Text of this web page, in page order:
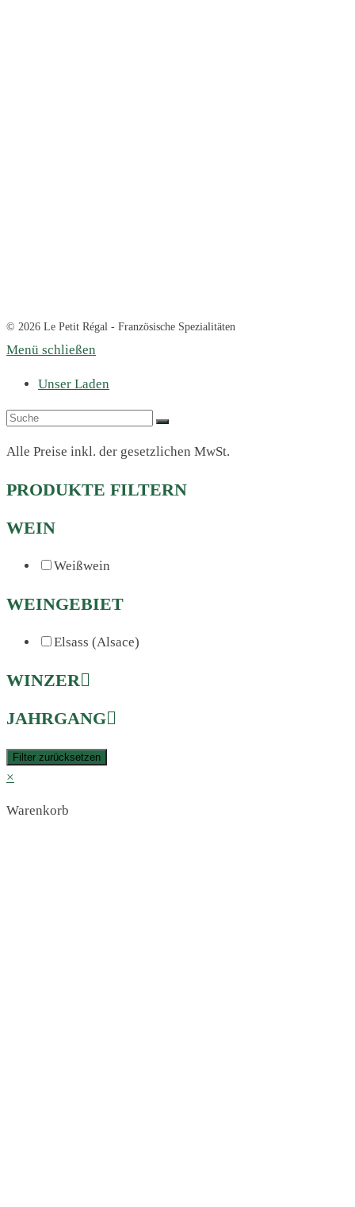
© 2026 Le Petit Régal - Französische Spezialitäten
Menü schließen
Unser Laden
Alle Preise inkl. der gesetzlichen MwSt.
PRODUKTE FILTERN
WEIN
Weißwein
WEINGEBIET
Elsass (Alsace)
WINZER
JAHRGANG
Filter zurücksetzen
×
Warenkorb